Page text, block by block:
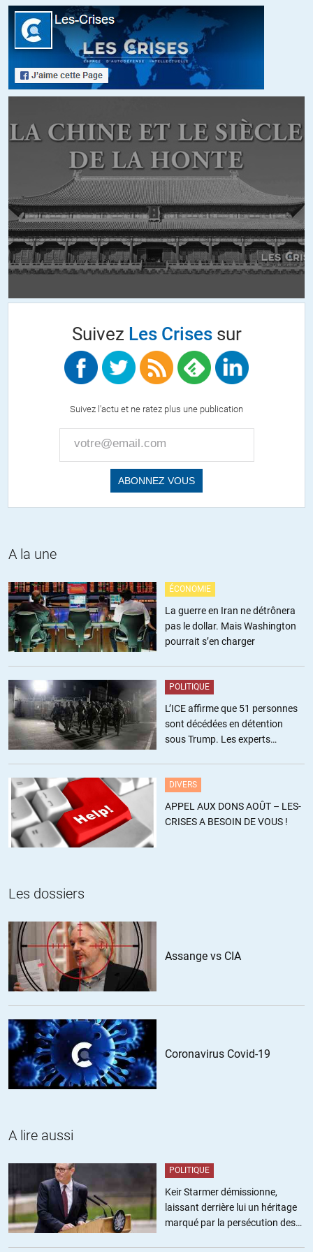
Lt Briggs// 17.11.2023 à 17h03
« On rappellera un simple fait tout bête : un certain livre d’un
certain HH (Kifâhî) est un best seller dans cette région, sur les
Donc vivent les guerres préventives ? Doit-on vitrifier l’Iran parce
que Mein Kampf y serait populaire dans une partie de la
population ? Et pourquoi pas aussi l’Argentine où ont trouvé
refuge quantité de nazis…
« On rappellera que la « rue arabe » déjà bien irrigué par la haine
avant cela (comme vous le soulignez), a mis le hamas au pouvoir,
légalement et démocratiquement. »
Vous avalisez une élection faite dans une prison à ciel ouvert ? Où
peu plus stable qu’à Gaza ? Dire que le Hamas est arrivé au
pouvoir « légalement et démocratiquement » est un pur
mensonge. Les élections de 2006 n’ont évidemment rien réglé,
puisqu’aucun des deux mouvements n’envisageait sérieusement
de respecter le résultat des élections. En 2006-2007 plus de 600
Fatah, et le premier a pris le pouvoir par un coup de force en 2007
(plus de 100 morts).
« la démonstration de puissance et de force est rendue nécéssaire
si l’on est pragmatique. j’y vois là au contraire une vision du long
terme qui ne manque pas de clairvoyance (…) »
v=trW9e2yPBtI
+5 ALERTER
olivier//17.11.2023 à 21h56
« Donc vivent les guerres préventives ? »
politique.
L’argentine ou vos comparaisons discutables : En Argentine, il
est strictement interdit de publier ces textes, et ca change tout.
que le risque de nettoyage ethnique en cas de faiblesse est
clairement avéré.
« Vous avalisez une élection faite dans une prison à ciel ouvert ?
«
d’observation des élections mandatée par l’Union européenne
Résultat qui a déplu au USA. Je crois par ailleurs que les videos
(que vous devriez voir) de la foule courant « joyeusement »
apres les otages parle d’elle même, le Hamas a clairement une
légimité populaire.
La démonstration de force est efficace et necessaire car le
mythe de l’invulnérabilité d’israel à été ecorné. Et votre copier-
coller oubli le contexte : c’est en suivant votre raisonnement,
pour contredire votre constat erroné.
géopolitique réduite à un simple jeu d’influence, vous ne pourrez
les outils pour saisir les concepts en jeu.
+1
Lt Briggs//18.11.2023 à 09h02
Suivez Les Crisessur
Suivez l'actu et ne ratez plus une publication
A la une
ÉCONOMIE
La guerre en Iran ne détrônera
pas le dollar. Mais Washington
pourrait s’en charger
POLITIQUE
L’ICE affirme que 51 personnes
sont décédées en détention
sous Trump. Les experts
DIVERS
APPEL AUX DONS AOÛT – LES-
CRISES A BESOIN DE VOUS !
Les dossiers
Assange vs CIA
Coronavirus Covid-19
A lire aussi
POLITIQUE
Keir Starmer démissionne,
laissant derrière lui un héritage
marqué par la persécution des